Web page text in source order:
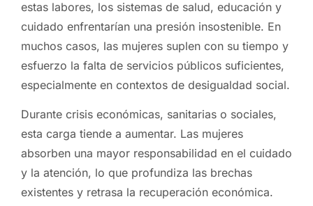
estas labores, los sistemas de salud, educación y
cuidado enfrentarían una presión insostenible. En
muchos casos, las mujeres suplen con su tiempo y
esfuerzo la falta de servicios públicos suficientes,
especialmente en contextos de desigualdad social.
Durante crisis económicas, sanitarias o sociales,
esta carga tiende a aumentar. Las mujeres
absorben una mayor responsabilidad en el cuidado
y la atención, lo que profundiza las brechas
existentes y retrasa la recuperación económica.